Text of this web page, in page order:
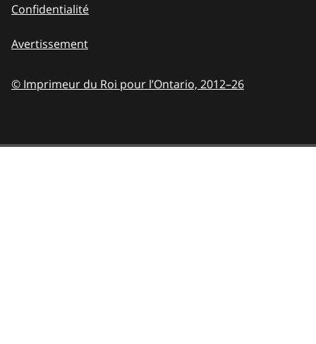
Confidentialité
Avertissement
© Imprimeur du Roi pour l’Ontario, 2012–26